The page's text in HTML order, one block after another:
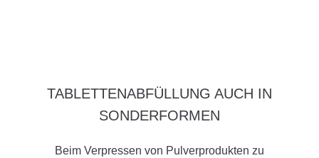
TABLETTENABFÜLLUNG AUCH IN
SONDERFORMEN
Beim Verpressen von Pulverprodukten zu